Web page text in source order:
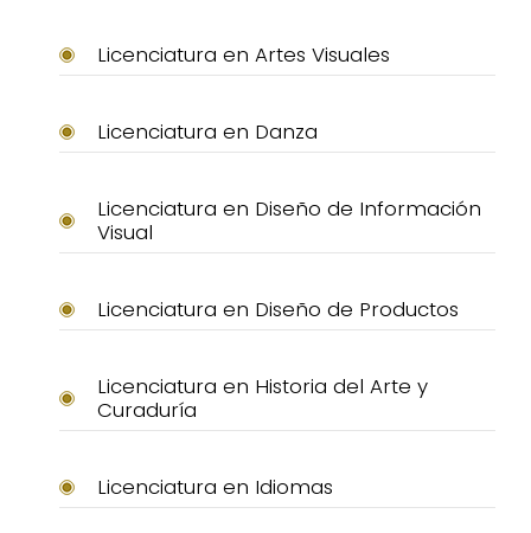
Licenciatura en Artes Visuales
Licenciatura en Danza
Licenciatura en Diseño de Información
Visual
Licenciatura en Diseño de Productos
Licenciatura en Historia del Arte y
Curaduría
Licenciatura en Idiomas